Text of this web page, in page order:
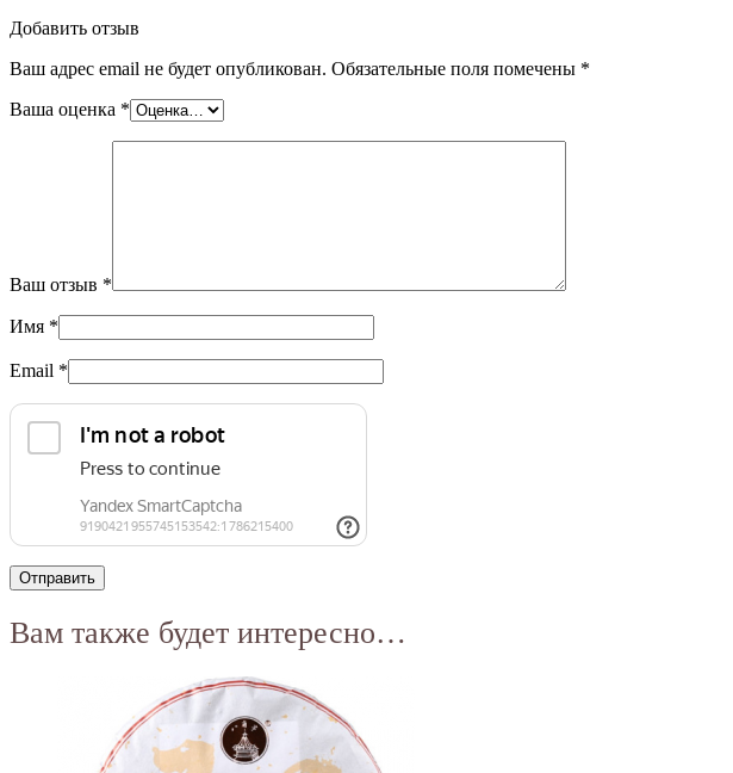
Добавить отзыв
Ваш адрес email не будет опубликован. Обязательные поля помечены *
Ваша оценка *
Ваш отзыв *
Имя *
Email *
Вам также будет интересно…